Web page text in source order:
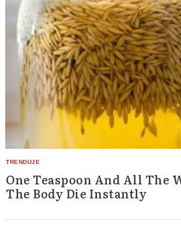
One Teaspoon And All The
The Body Die Instantly